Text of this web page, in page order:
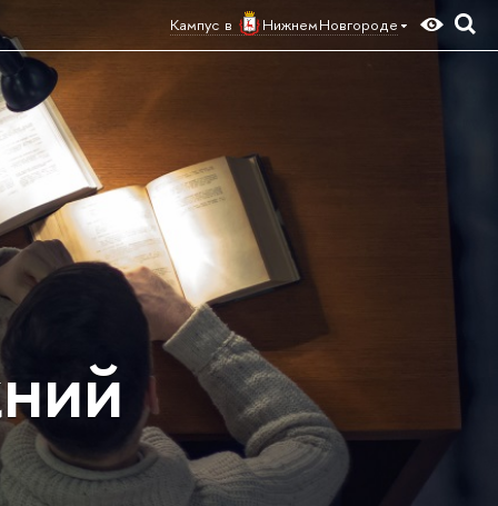
Кампус в Нижнем Новгороде